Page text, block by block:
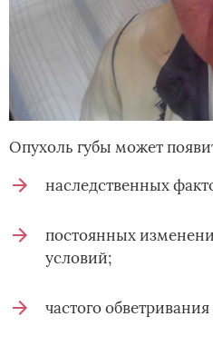
Опухоль губы может
наследственных
постоянных
условий;
частого